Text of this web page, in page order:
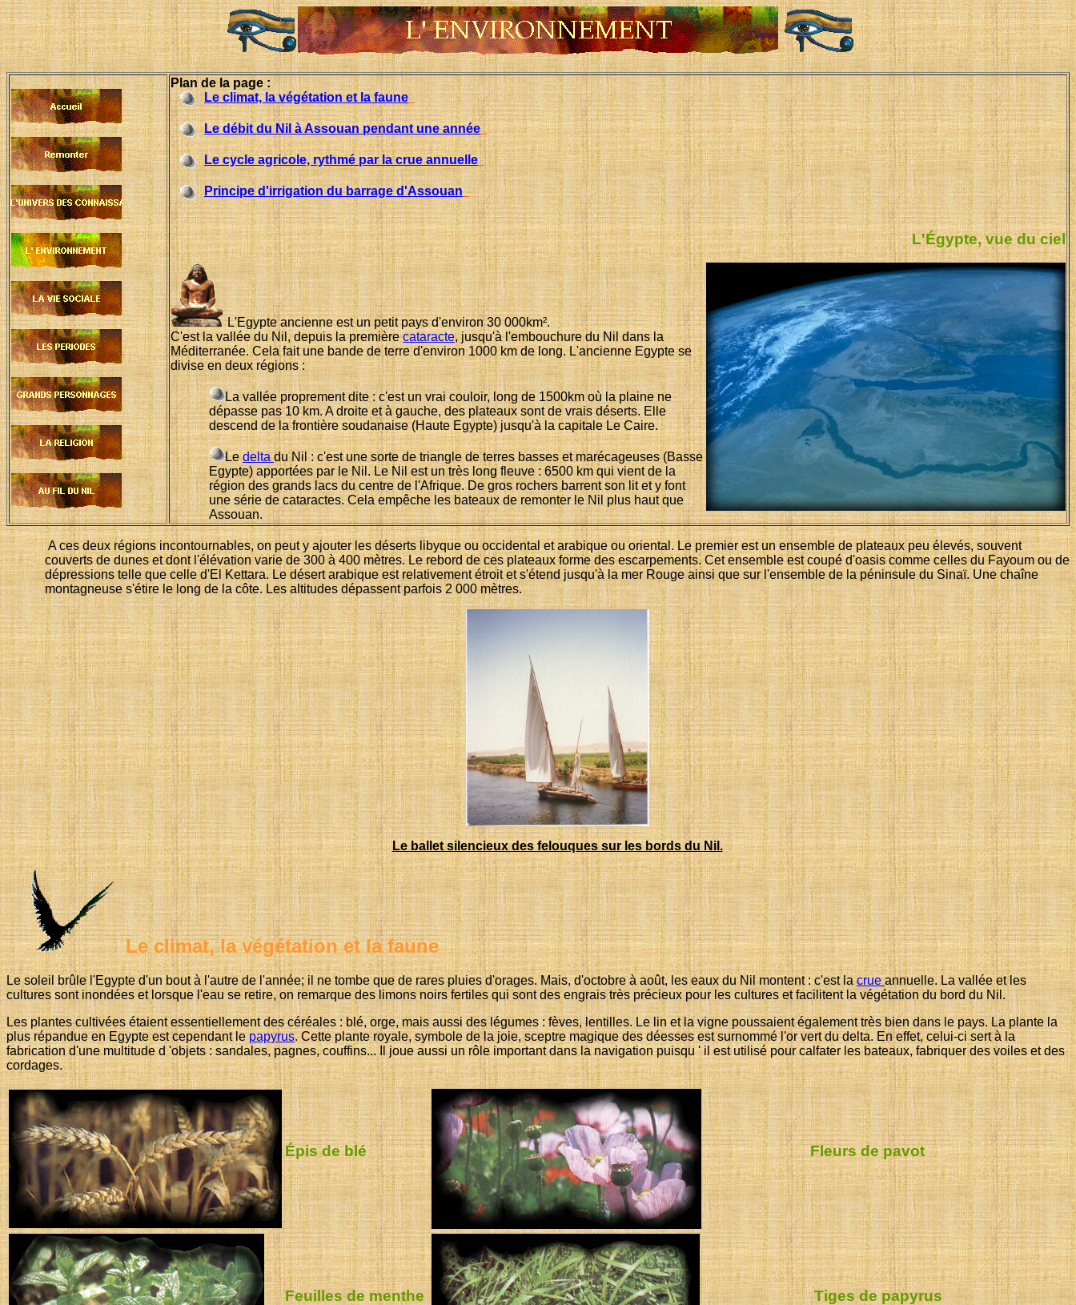
Plan de la page :
Le climat, la végétation et la faune
Le débit du Nil à Assouan pendant une année
Le cycle agricole, rythmé par la crue annuelle
Principe d'irrigation du barrage d'Assouan
L'Égypte, vue du ciel
L'Egypte ancienne est un petit pays d'environ 30 000km².
C'est la vallée du Nil, depuis la premièrecataracte, jusqu'à l'embouchure du Nil dans la
Méditerranée. Cela fait une bande de terre d'environ 1000 km de long. L'ancienne Egypte se
divise en deux régions :
La vallée proprement dite : c'est un vrai couloir, long de 1500km où la plaine ne
dépasse pas 10 km. A droite et à gauche, des plateaux sont de vrais déserts. Elle
descend de la frontière soudanaise (Haute Egypte) jusqu'à la capitale Le Caire.
Ledeltadu Nil : c'est une sorte de triangle de terres basses et marécageuses (Basse
Egypte) apportées par le Nil. Le Nil est un très long fleuve : 6500 km qui vient de la
région des grands lacs du centre de l'Afrique. De gros rochers barrent son lit et y font
une série de cataractes. Cela empêche les bateaux de remonter le Nil plus haut que
Assouan.
A ces deux régions incontournables, on peut y ajouter les déserts libyque ou occidental et arabique ou oriental. Le premier est un ensemble de plateaux peu élevés, souvent
couverts de dunes et dont l'élévation varie de 300 à 400 mètres. Le rebord de ces plateaux forme des escarpements. Cet ensemble est coupé d'oasis comme celles du Fayoum ou de
dépressions telle que celle d'El Kettara. Le désert arabique est relativement étroit et s'étend jusqu'à la mer Rouge ainsi que sur l'ensemble de la péninsule du Sinaï. Une chaîne
montagneuse s'étire le long de la côte. Les altitudes dépassent parfois 2 000 mètres.
Le ballet silencieux des felouques sur les bords du Nil.
Le climat, la végétation et la faune
Le soleil brûle l'Egypte d'un bout à l'autre de l'année; il ne tombe que de rares pluies d'orages. Mais, d'octobre à août, les eaux du Nil montent : c'est lacrueannuelle. La vallée et les
cultures sont inondées et lorsque l'eau se retire, on remarque des limons noirs fertiles qui sont des engrais très précieux pour les cultures et facilitent la végétation du bord du Nil.
Les plantes cultivées étaient essentiellement des céréales : blé, orge, mais aussi des légumes : fèves, lentilles. Le lin et la vigne poussaient également très bien dans le pays. La plante la
plus répandue en Egypte est cependant lepapyrus. Cette plante royale, symbole de la joie, sceptre magique des déesses est surnommé l'or vert du delta. En effet, celui-ci sert à la
fabrication d'une multitude d 'objets : sandales, pagnes, couffins... Il joue aussi un rôle important dans la navigation puisqu ' il est utilisé pour calfater les bateaux, fabriquer des voiles et des
cordages.
Épis de blé Fleurs de pavot
Feuilles de menthe Tiges de papyrus